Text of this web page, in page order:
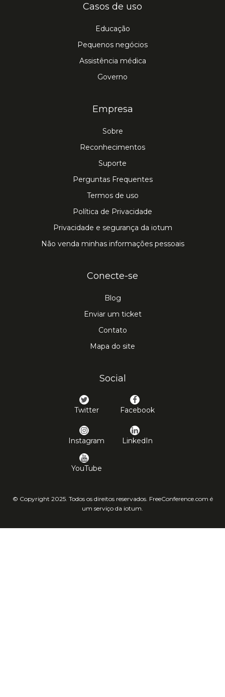
Casos de uso
Educação
Pequenos negócios
Assistência médica
Governo
Empresa
Sobre
Reconhecimentos
Suporte
Perguntas Frequentes
Termos de uso
Política de Privacidade
Privacidade e segurança da iotum
Não venda minhas informações pessoais
Conecte-se
Blog
Enviar um ticket
Contato
Mapa do site
Social
Twitter Facebook
Instagram LinkedIn
YouTube
© Copyright 2025. Todos os direitos reservados. FreeConference.com é
um serviço da iotum.